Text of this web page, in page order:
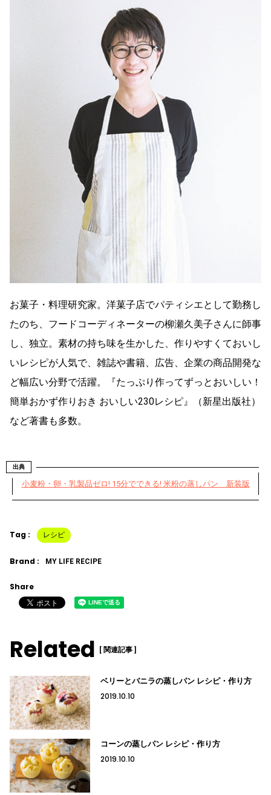
お菓子・料理研究家。洋菓子店でパティシエとして勤務し
たのち、フードコーディネーターの柳瀬久美子さんに師事
し、独立。素材の持ち味を生かした、作りやすくておいし
いレシピが人気で、雑誌や書籍、広告、企業の商品開発な
ど幅広い分野で活躍。『たっぷり作ってずっとおいしい！
簡単おかず作りおき おいしい230レシピ』（新星出版社）
など著書も多数。
出典
小麦粉・卵・乳製品ゼロ! 15分でできる! 米粉の蒸しパン 新装版
Tag : レシピ
Brand : MY LIFE RECIPE
Share
Related [ 関連記事 ]
ベリーとバニラの蒸しパン レシピ・作り方
2019.10.10
コーンの蒸しパン レシピ・作り方
2019.10.10